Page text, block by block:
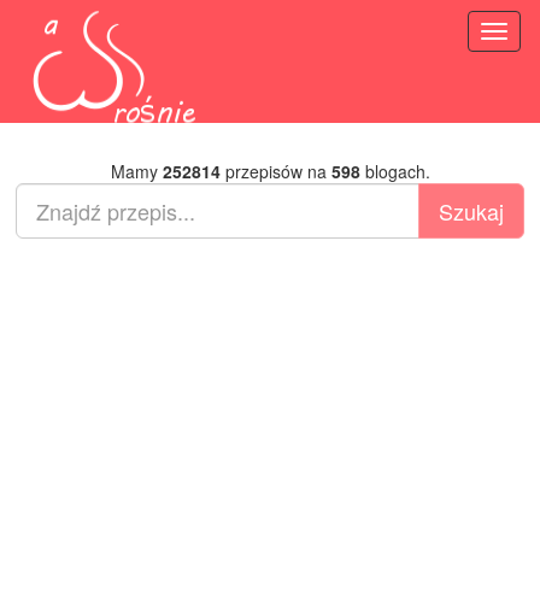
Mamy 252814przepisów na 598blogach.